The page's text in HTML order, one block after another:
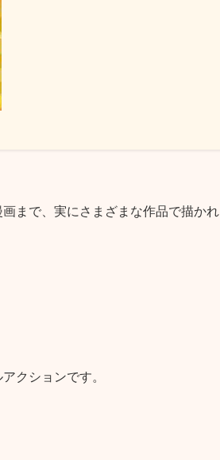
まで、実にさまざまな作品で描かれ
クションです。